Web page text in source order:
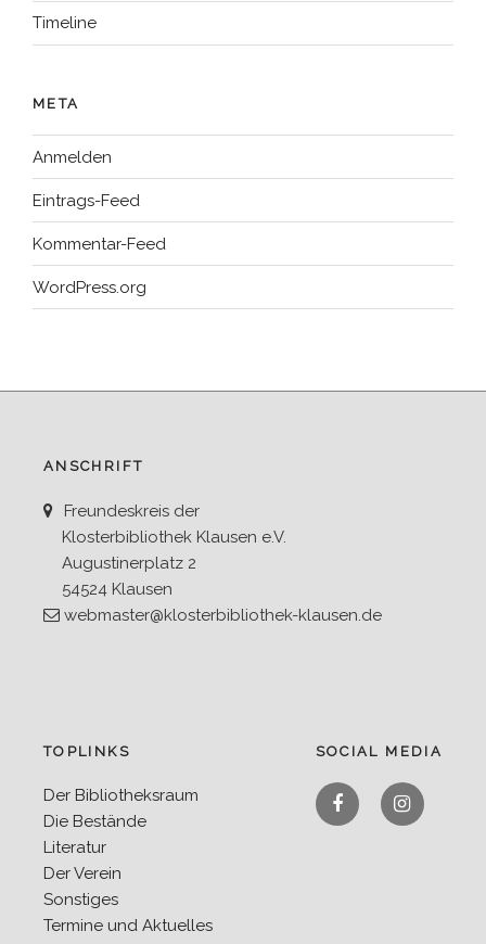
Timeline
META
Anmelden
Eintrags-Feed
Kommentar-Feed
WordPress.org
ANSCHRIFT
Freundeskreis der
Klosterbibliothek Klausen e.V.
Augustinerplatz 2
54524 Klausen
webmaster@klosterbibliothek-klausen.de
TOPLINKS
Der Bibliotheksraum
Die Bestände
Literatur
Der Verein
Sonstiges
Termine und Aktuelles
SOCIAL MEDIA
Facebook